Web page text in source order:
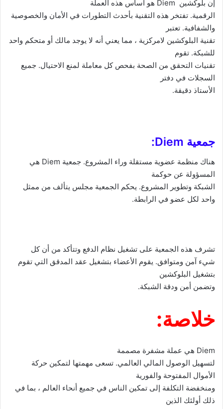
إن بلوكشين Diem هو أساس هذه العملة
الرقمية. تفتخر هذه التقنية بأحدث التطورات في الأمان والخصوصية
والشفافية. تعتبر
تقنية البلوكشين لامركزية ، مما يعني أنه لا يوجد مالك أو متحكم واحد
للشبكة. تقوم
تقنيات التحقق من الصحة بفحص كل معاملة لمنع الاحتيال. جميع
السجلات في دفتر
الأستاذ دقيقة.
جمعية Diem
:
هناك منظمة عضوية مستقلة وراء المشروع. جمعية Diem هي
المسؤولة عن حوكمة
الشبكة وتطوير المشروع. يحكم الجمعية مجلس يتألف من ممثل
واحد لكل عضو في الرابطة.
تشرف هذه الجمعية على تشغيل نظام الدفع وتتأكد من أن كل
شيء آمن ومتوافق. يقوم الأعضاء بتشغيل عقد المدقق التي تقوم
بتشغيل البلوكشين
وتضمن أمن ودقة الشبكة.
خلاصة:
Diem هي عملة مشفرة مصممة
لتسهيل الوصول المالي العالمي. تسعى مهمتها لتمكين حركة
الأموال المفتوحة والفورية
ومنخفضة التكلفة إلى تمكين الناس في جميع أنحاء العالم ، بما في
ذلك أولئك الذين